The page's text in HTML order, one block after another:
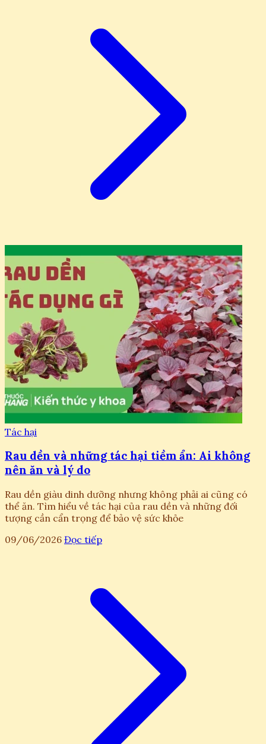
Tác hại
Rau dền và những tác hại tiềm ẩn: Ai không
nên ăn và lý do
Rau dền giàu dinh dưỡng nhưng không phải ai cũng có
thể ăn. Tìm hiểu về tác hại của rau dền và những đối
tượng cần cẩn trọng để bảo vệ sức khỏe
09/06/2026 Đọc tiếp